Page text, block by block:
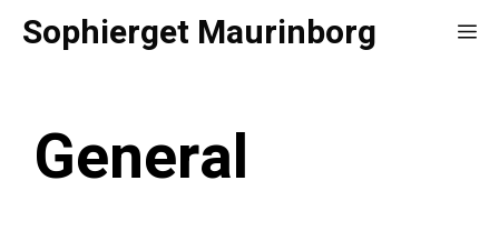
SaltarSophierget Maurinborg
General